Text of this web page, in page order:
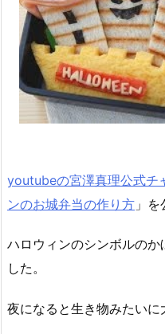
youtubeの宮澤真理公式チ
ンのお城弁当の作り方 」を
ハロウィンのシンボルのか
した。
夜になると生き物みたいに